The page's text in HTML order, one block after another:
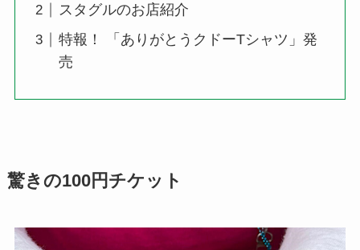
スタグルのお店紹介
特報！ 「ありがとうクドーTシャツ」発
売
驚きの100円チケット